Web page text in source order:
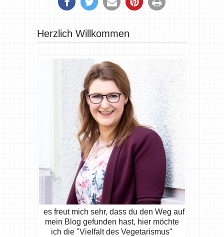
Herzlich Willkommen
es freut mich sehr, dass du den Weg auf
mein Blog gefunden hast, hier möchte
ich die "Vielfalt des Vegetarismus"